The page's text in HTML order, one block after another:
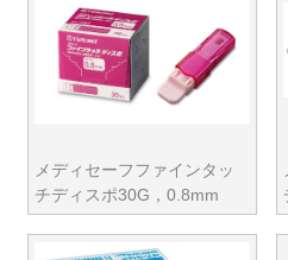
メディセーフファインタッ
チディスポ30G，0.8mm